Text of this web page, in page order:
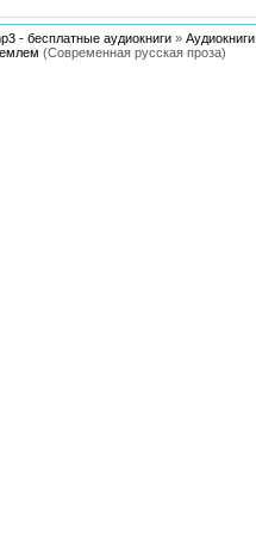
- бесплатные аудиокниги » Аудиокниги
(Современная русская проза)